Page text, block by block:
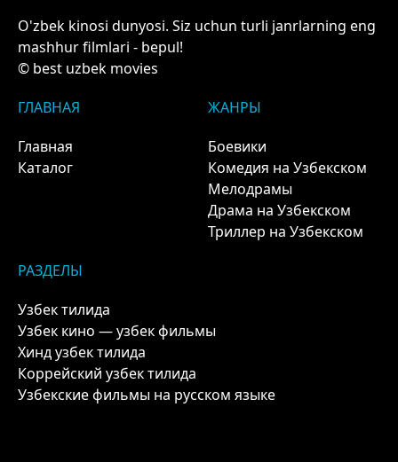
O'zbek kinosi dunyosi. Siz uchun turli janrlarning eng
mashhur filmlari - bepul!
© best uzbek movies
ГЛАВНАЯ
Главная
Каталог
ЖАНРЫ
Боевики
Комедия на Узбекском
Мелодрамы
Драма на Узбекском
Триллер на Узбекском
РАЗДЕЛЫ
Узбек тилида
Узбек кино — узбек фильмы
Хинд узбек тилида
Коррейский узбек тилида
Узбекские фильмы на русском языке